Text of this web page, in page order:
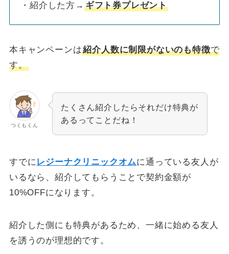
・紹介した方→ ギフト券プレゼント
本キャンペーンは紹介人数に制限がないのも特徴で
す。
つくもくん
たくさん紹介したらそれだけ特典が
あるってことだね！
すでにレジーナクリニックオムに通っている友人が
いるなら、紹介してもらうことで契約金額が
10%OFFになります。
紹介した側にも特典があるため、一緒に始める友人
を誘うのが理想的です。